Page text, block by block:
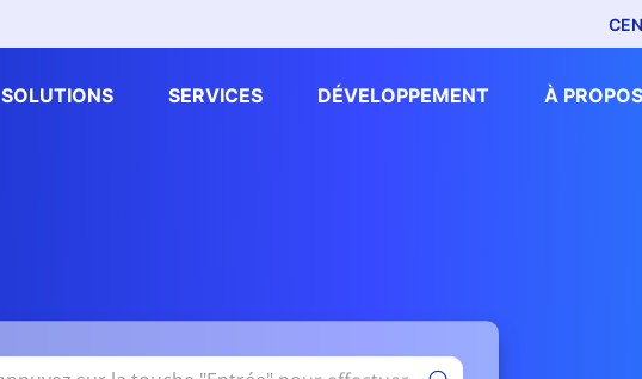
SOLUTIONS SERVICES DÉVELOPPEMENT À